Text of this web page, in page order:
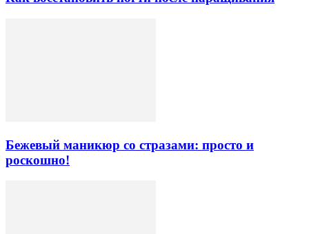
Бежевый маникюр со стразами: просто и
роскошно!